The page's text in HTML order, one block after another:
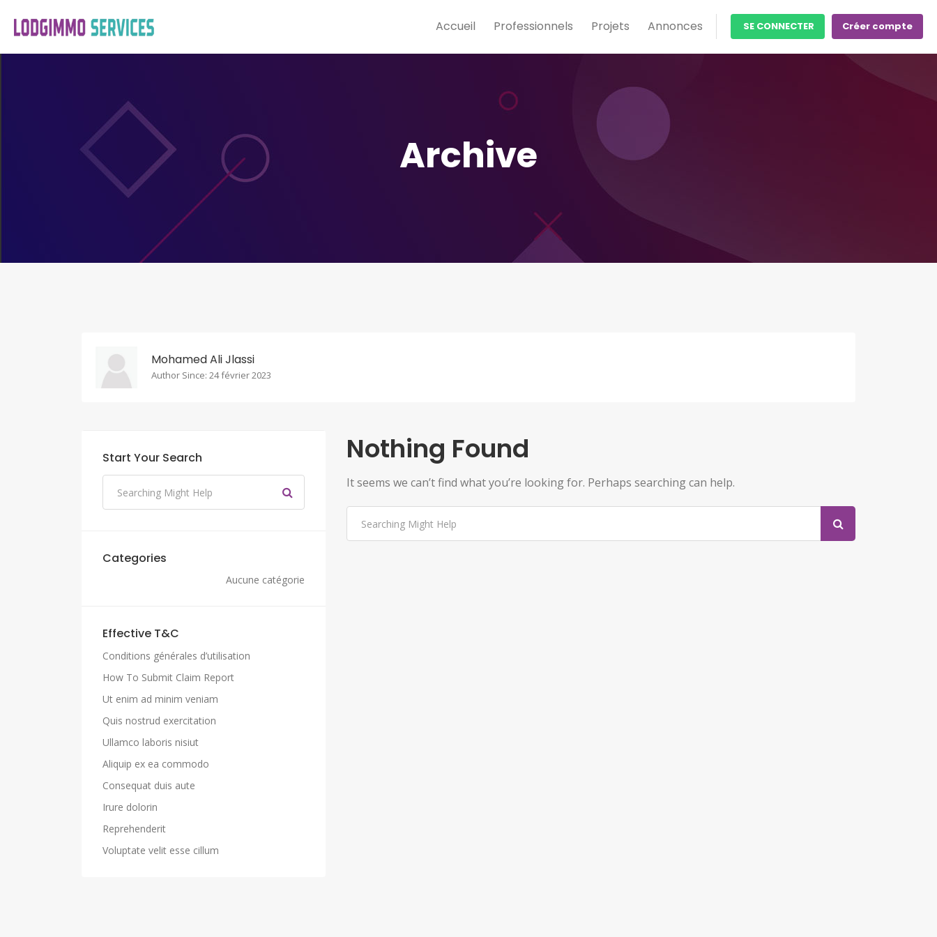
Accueil Professionnels Projets Annonces SE CONNECTER Créer compte
Archive
Mohamed Ali Jlassi
Author Since: 24 février 2023
Nothing Found
It seems we can’t find what you’re looking for. Perhaps searching can help.
Start Your Search
Categories
Aucune catégorie
Effective T&C
Conditions générales d’utilisation
How To Submit Claim Report
Ut enim ad minim veniam
Quis nostrud exercitation
Ullamco laboris nisiut
Aliquip ex ea commodo
Consequat duis aute
Irure dolorin
Reprehenderit
Voluptate velit esse cillum